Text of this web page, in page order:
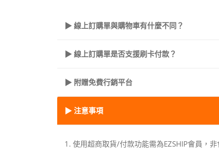
▶ 線上訂購單與購物車有什麼不同？
▶ 線上訂購單是否支援刷卡付款？
▶ 附贈免費行銷平台
▶ 注意事項
1. 使用超商取貨/付款功能需為EZSHIP會員，